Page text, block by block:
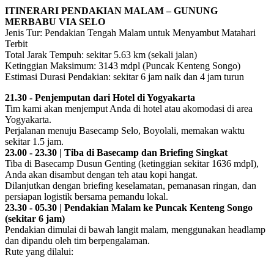
ITINERARI PENDAKIAN MALAM – GUNUNG
MERBABU VIA SELO
Jenis Tur: Pendakian Tengah Malam untuk Menyambut Matahari
Terbit
Total Jarak Tempuh: sekitar 5.63 km (sekali jalan)
Ketinggian Maksimum: 3143 mdpl (Puncak Kenteng Songo)
Estimasi Durasi Pendakian: sekitar 6 jam naik dan 4 jam turun
21.30 - Penjemputan dari Hotel di Yogyakarta
Tim kami akan menjemput Anda di hotel atau akomodasi di area
Yogyakarta.
Perjalanan menuju Basecamp Selo, Boyolali, memakan waktu
sekitar 1.5 jam.
23.00 - 23.30 | Tiba di Basecamp dan Briefing Singkat
Tiba di Basecamp Dusun Genting (ketinggian sekitar 1636 mdpl),
Anda akan disambut dengan teh atau kopi hangat.
Dilanjutkan dengan briefing keselamatan, pemanasan ringan, dan
persiapan logistik bersama pemandu lokal.
23.30 - 05.30 | Pendakian Malam ke Puncak Kenteng Songo
(sekitar 6 jam)
Pendakian dimulai di bawah langit malam, menggunakan headlamp
dan dipandu oleh tim berpengalaman.
Rute yang dilalui: